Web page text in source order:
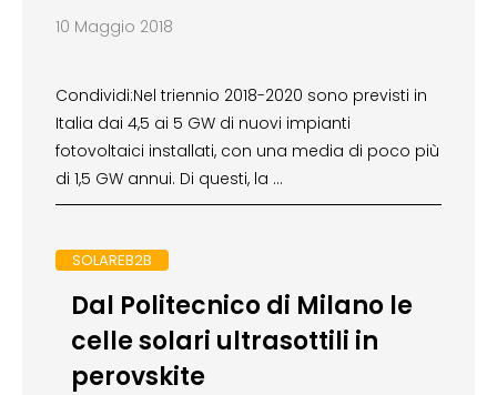
10 Maggio 2018
Condividi:Nel triennio 2018-2020 sono previsti in
Italia dai 4,5 ai 5 GW di nuovi impianti
fotovoltaici installati, con una media di poco più
di 1,5 GW annui. Di questi, la …
SOLAREB2B
Dal Politecnico di Milano le
celle solari ultrasottili in
perovskite